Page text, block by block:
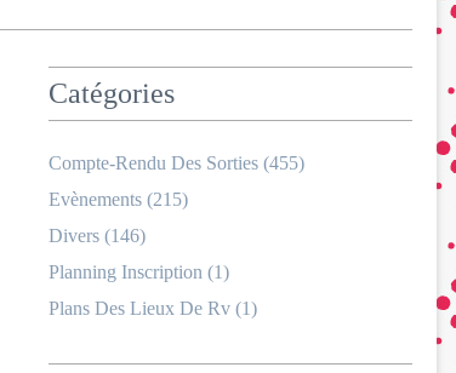
Catégories
Compte-Rendu Des Sorties (455)
Evènements (215)
Divers (146)
Planning Inscription (1)
Plans Des Lieux De Rv (1)